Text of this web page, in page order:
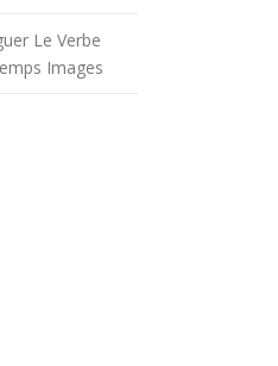
Le Verbe
Images